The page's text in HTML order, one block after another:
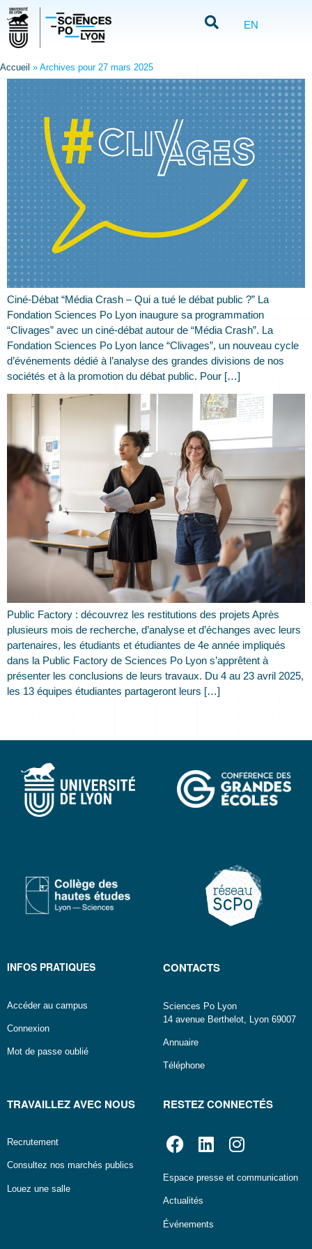
EN
Accueil » Archives pour 27 mars 2025
Ciné-Débat “Média Crash – Qui a tué le débat public ?” La
Fondation Sciences Po Lyon inaugure sa programmation
“Clivages” avec un ciné-débat autour de “Média Crash”. La
Fondation Sciences Po Lyon lance “Clivages”, un nouveau cycle
d’événements dédié à l’analyse des grandes divisions de nos
sociétés et à la promotion du débat public. Pour […]
Public Factory : découvrez les restitutions des projets Après
plusieurs mois de recherche, d’analyse et d’échanges avec leurs
partenaires, les étudiants et étudiantes de 4e année impliqués
dans la Public Factory de Sciences Po Lyon s’apprêtent à
présenter les conclusions de leurs travaux. Du 4 au 23 avril 2025,
les 13 équipes étudiantes partageront leurs […]
INFOS PRATIQUES
Accéder au campus
Connexion
Mot de passe oublié
CONTACTS
Sciences Po Lyon
14 avenue Berthelot, Lyon 69007
Annuaire
Téléphone
TRAVAILLEZ AVEC NOUS
Recrutement
Consultez nos marchés publics
Louez une salle
RESTEZ CONNECTÉS
Espace presse et communication
Actualités
Événements